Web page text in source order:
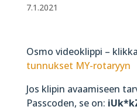
7.1.2021
Osmo videoklippi –
tunnukset MY-rotaryyn
Jos klipin avaamiseen
Passcoden, se on: